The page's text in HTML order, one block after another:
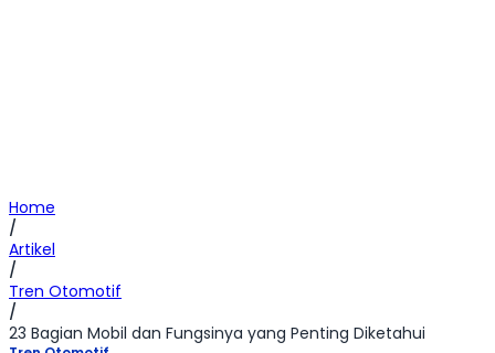
Home
/
Artikel
/
Tren Otomotif
/
23 Bagian Mobil dan Fungsinya yang Penting Diketahui